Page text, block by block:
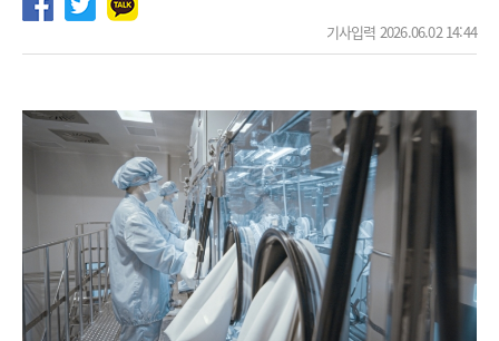
기사입력 2026.06.02 14:44